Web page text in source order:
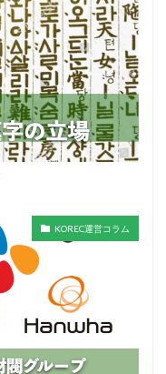
KOREC運営コラム